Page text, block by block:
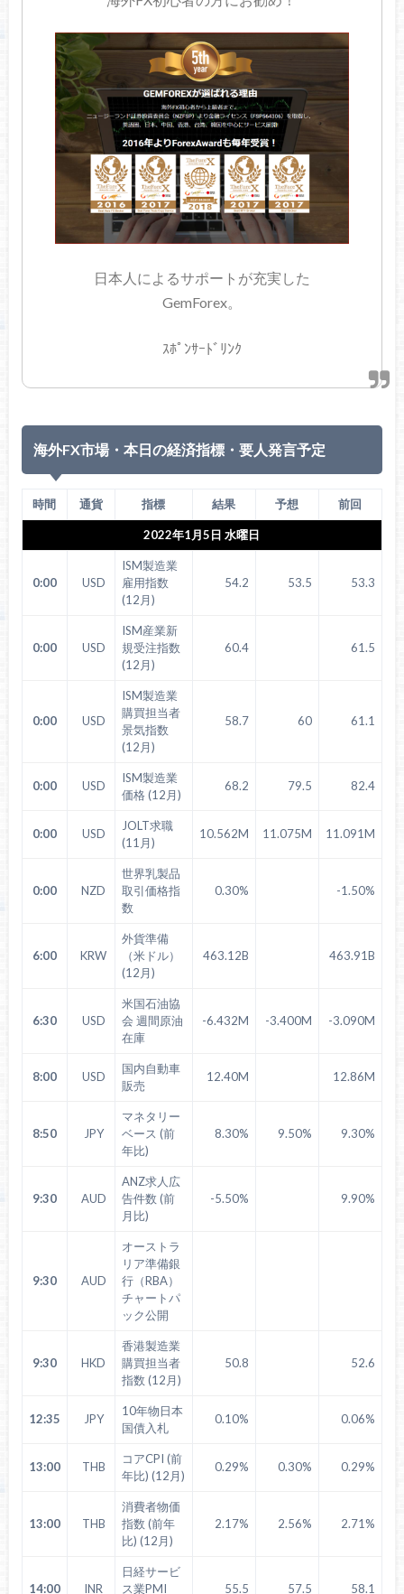
日本人によるサポートが充実した
GemForex。
ｽﾎﾟﾝｻｰﾄﾞﾘﾝｸ
海外FX市場・本日の経済指標・要人発言予定
時間 通貨 指標 結果 予想 前回
2022年1月5日 水曜日
0:00 USD
ISM製造業
雇用指数
(12月)
54.2 53.5 53.3
0:00 USD
ISM産業新
規受注指数
(12月)
60.4 61.5
0:00 USD
ISM製造業
購買担当者
景気指数
(12月)
58.7 60 61.1
0:00 USD
ISM製造業
価格 (12月)
68.2 79.5 82.4
0:00 USD
JOLT求職
(11月)
10.562M 11.075M 11.091M
0:00 NZD
世界乳製品
取引価格指
数
0.30% -1.50%
6:00 KRW
外貨準備
（米ドル）
(12月)
463.12B 463.91B
6:30 USD
米国石油協
会 週間原油
在庫
-6.432M -3.400M -3.090M
8:00 USD
国内自動車
販売
12.40M 12.86M
8:50 JPY
マネタリー
ベース (前
年比)
8.30% 9.50% 9.30%
9:30 AUD
ANZ求人広
告件数 (前
月比)
-5.50% 9.90%
9:30 AUD
オーストラ
リア準備銀
行（RBA）
チャートパ
ック公開
9:30 HKD
香港製造業
購買担当者
指数 (12月)
50.8 52.6
12:35 JPY
10年物日本
国債入札
0.10% 0.06%
13:00 THB
コアCPI (前
年比) (12月)
0.29% 0.30% 0.29%
13:00 THB
消費者物価
指数 (前年
比) (12月)
2.17% 2.56% 2.71%
14:00 INR
日経サービ
ス業PMI
55.5 57.5 58.1